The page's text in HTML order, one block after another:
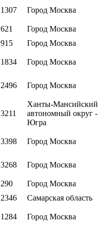
1307 Город Москва
621 Город Москва
915 Город Москва
1834 Город Москва
2496 Город Москва
3211
Ханты-Мансийский
автономный округ -
Югра
3398 Город Москва
3268 Город Москва
290 Город Москва
2346 Самарская область
1284 Город Москва